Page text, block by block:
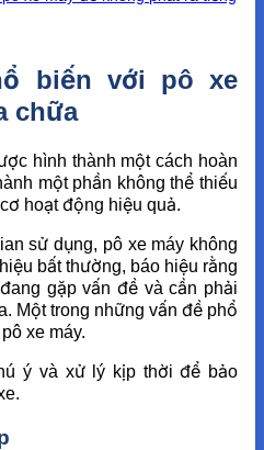
biến với pô xe
chữa
hình thành một cách hoàn
một phần không thể thiếu
hoạt động hiệu quả.
sử dụng, pô xe máy không
bất thường, báo hiệu rằng
gặp vấn đề và cần phải
Một trong những vấn đề phổ
xe máy.
ý và xử lý kịp thời để bảo